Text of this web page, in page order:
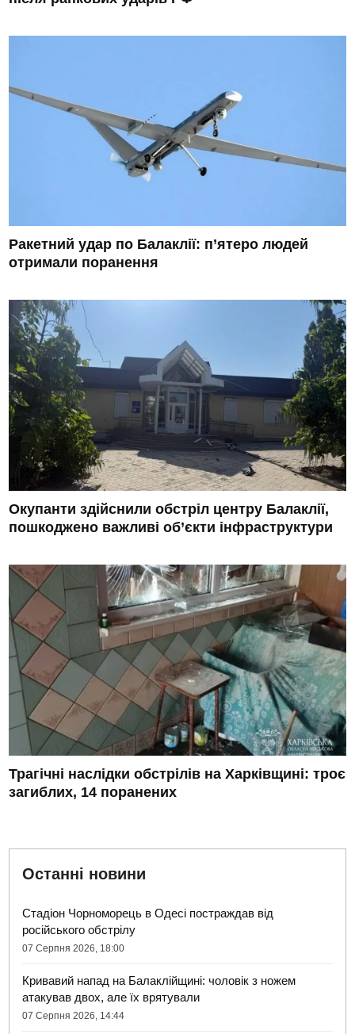
Ракетний удар по Балаклії: п’ятеро людей
отримали поранення
Окупанти здійснили обстріл центру Балаклії,
пошкоджено важливі об’єкти інфраструктури
Трагічні наслідки обстрілів на Харківщині: троє
загиблих, 14 поранених
Останні новини
Стадіон Чорноморець в Одесі постраждав від
російського обстрілу
07 Серпня 2026, 18:00
Кривавий напад на Балаклійщині: чоловік з ножем
атакував двох, але їх врятували
07 Серпня 2026, 14:44